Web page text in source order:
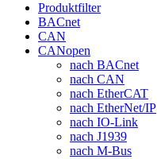
Produktfilter
BACnet
CAN
CANopen
nach BACnet
nach CAN
nach EtherCAT
nach EtherNet/IP
nach IO-Link
nach J1939
nach M-Bus